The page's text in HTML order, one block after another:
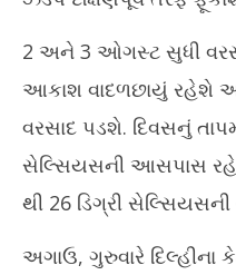
2 અને 3 ઓગસ્ટ સુધી
આકાશ વાદળછાયું રહેશે
વરસાદ પડશે. દિવસનું
સેલ્સિયસની આસપાસ
થી 26 ડિગ્રી
અગાઉ, ગુરુવારે દિલ્હીના